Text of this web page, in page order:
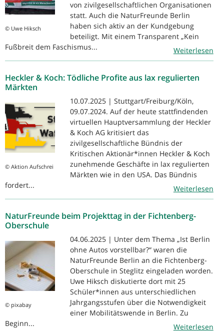
© Uwe Hiksch
von zivilgesellschaftlichen Organisationen
statt. Auch die NaturFreunde Berlin
haben sich aktiv an der Kundgebung
beteiligt. Mit einem Transparent „Kein
Fußbreit dem Faschismus...
Weiterlesen
Heckler & Koch: Tödliche Profite aus lax regulierten
Märkten
© Aktion Aufschrei
10.07.2025 | Stuttgart/Freiburg/Köln,
09.07.2024. Auf der heute stattfindenden
virtuellen Hauptversammlung der Heckler
& Koch AG kritisiert das
zivilgesellschaftliche Bündnis der
Kritischen Aktionär*innen Heckler & Koch
zunehmende Geschäfte in lax regulierten
Märkten wie in den USA. Das Bündnis
fordert...
Weiterlesen
NaturFreunde beim Projekttag in der Fichtenberg-
Oberschule
© pixabay
04.06.2025 | Unter dem Thema „Ist Berlin
ohne Autos vorstellbar?“ waren die
NaturFreunde Berlin an die Fichtenberg-
Oberschule in Steglitz eingeladen worden.
Uwe Hiksch diskutierte dort mit 25
Schüler*innen aus unterschiedlichen
Jahrgangsstufen über die Notwendigkeit
einer Mobilitätswende in Berlin. Zu
Beginn...
Weiterlesen